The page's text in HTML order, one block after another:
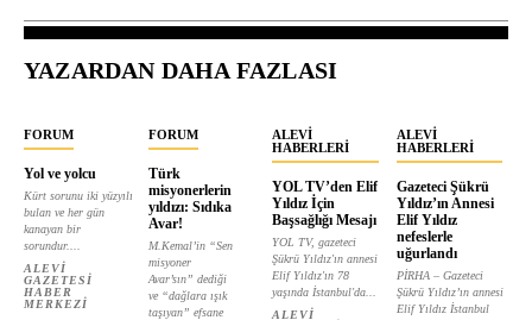
YAZARDAN DAHA FAZLASI
FORUM
Yol ve yolcu
Kürt sorunu iki yüzyılı
bulan ve her gün
kanayan bir
sorundur....
ALEVI
GAZETESI
HABER
MERKEZI
FORUM
Türk
misyonerlerin
yıldızı: Sıdıka
Avar!
M.Kemal’in “Sen
misyoner
Avar’sın” dediği
ve “dağlara ışık
taşıyan” efsane
ALEVI
HABERLERI
YOL TV’den Elif
Yıldız İçin
Başsağlığı Mesajı
YOL TV, gazeteci
Şükrü Yıldız'ın annesi
Elif Yıldız'ın 78
yaşında İstanbul'da...
ALEVI
ALEVI
HABERLERI
Gazeteci Şükrü
Yıldız’ın Annesi
Elif Yıldız
nefeslerle
uğurlandı
PİRHA – Gazeteci
Şükrü Yıldız’ın annesi
Elif Yıldız İstanbul